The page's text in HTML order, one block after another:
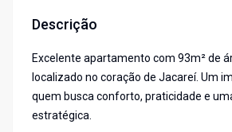
Descrição
Excelente apartamento com 93m² de
localizado no coração de Jacareí. Um
quem busca conforto, praticidade e
estratégica.